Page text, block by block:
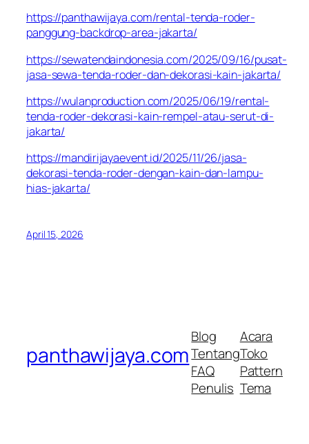
https://panthawijaya.com/rental-tenda-roder-
panggung-backdrop-area-jakarta/
https://sewatendaindonesia.com/2025/09/16/pusat-
jasa-sewa-tenda-roder-dan-dekorasi-kain-jakarta/
https://wulanproduction.com/2025/06/19/rental-
tenda-roder-dekorasi-kain-rempel-atau-serut-di-
jakarta/
https://mandirijayaevent.id/2025/11/26/jasa-
dekorasi-tenda-roder-dengan-kain-dan-lampu-
hias-jakarta/
April 15, 2026
panthawijaya.com
Blog
Tentang
FAQ
Penulis
Acara
Toko
Pattern
Tema